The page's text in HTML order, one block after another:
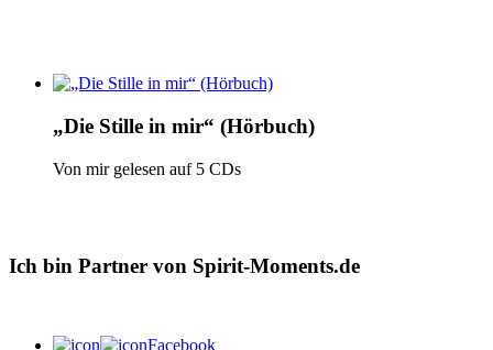
„Die Stille in mir“ (Hörbuch)
Von mir gelesen auf 5 CDs
Ich bin Partner von Spirit-Moments.de
Facebook